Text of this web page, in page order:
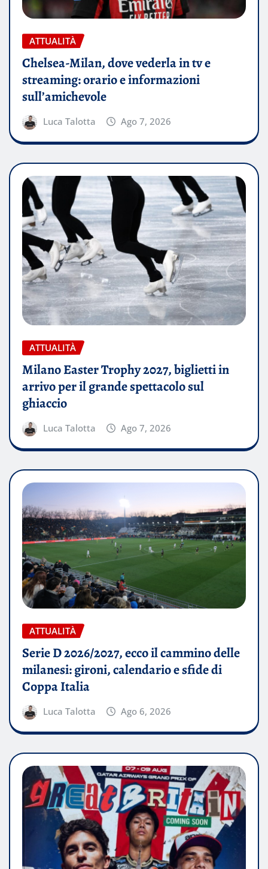
ATTUALITÀ
Chelsea-Milan, dove vederla in tv e
streaming: orario e informazioni
sull’amichevole
Luca Talotta Ago 7, 2026
ATTUALITÀ
Milano Easter Trophy 2027, biglietti in
arrivo per il grande spettacolo sul
ghiaccio
Luca Talotta Ago 7, 2026
ATTUALITÀ
Serie D 2026/2027, ecco il cammino delle
milanesi: gironi, calendario e sfide di
Coppa Italia
Luca Talotta Ago 6, 2026